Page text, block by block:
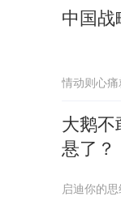
中国战
情动则心
大鹅不
悬了？
启迪你的思